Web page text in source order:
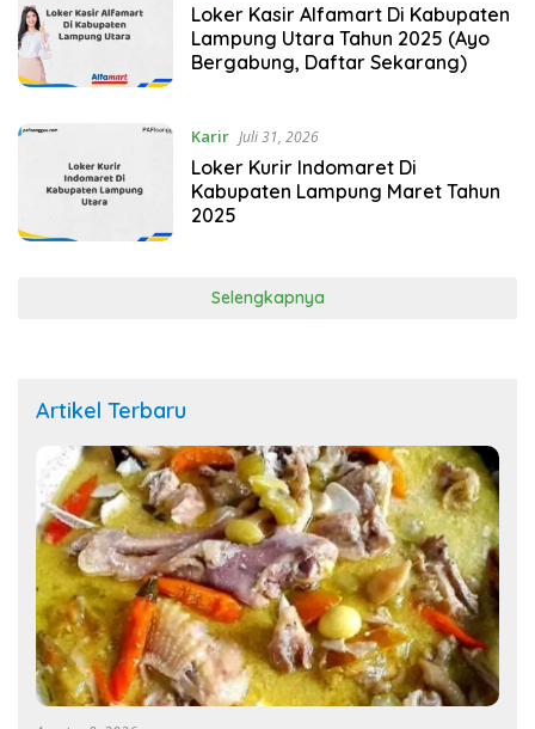
Loker Kasir Alfamart Di Kabupaten
Lampung Utara Tahun 2025 (Ayo
Bergabung, Daftar Sekarang)
Karir Juli 31, 2026
Loker Kurir Indomaret Di
Kabupaten Lampung Maret Tahun
2025
Selengkapnya
Artikel Terbaru